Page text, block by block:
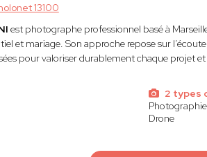
13100
est photographe professionnel basé à
et mariage. Son approche repose sur
pour valoriser durablement chaque projet
2 types
Photographie
Drone